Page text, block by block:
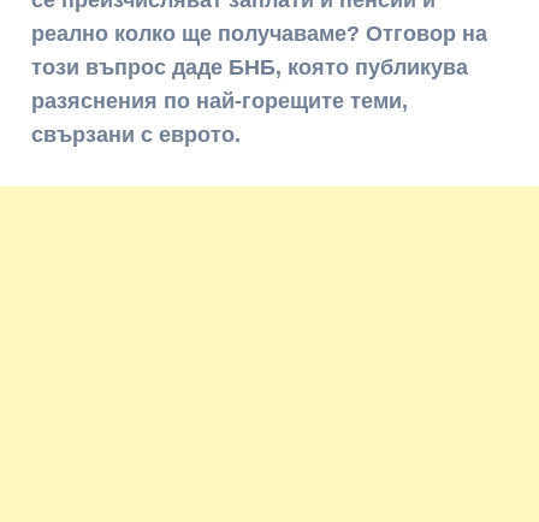
реално колко ще получаваме? Отговор на
този въпрос даде БНБ, която публикува
разяснения по най-горещите теми,
свързани с еврото.